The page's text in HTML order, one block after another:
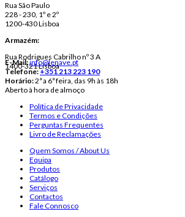
Rua São Paulo
228 - 230, 1º e 2º
1200-430 Lisboa
Armazém:
Rua Rodrigues Cabrilho nº 3 A
1400-321 Lisboa
E-Mail:info@lenave.pt
Telefone:+351 213 223 190
Horário:2ª a 6ª feira, das 9h às 18h
Aberto à hora de almoço
Política de Privacidade
Termos e Condições
Perguntas Frequentes
Livro de Reclamações
Quem Somos / About Us
Equipa
Produtos
Catálogo
Serviços
Contactos
Fale Connosco